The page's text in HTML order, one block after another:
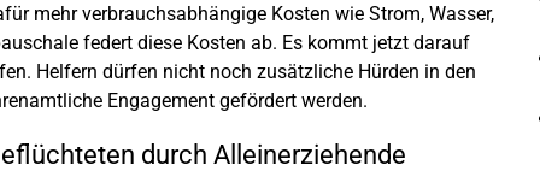
mehr verbrauchsabhängige Kosten wie Strom, Wasser,
federt diese Kosten ab. Es kommt jetzt darauf
Helfern dürfen nicht noch zusätzliche Hürden in den
Engagement gefördert werden.
durch Alleinerziehende